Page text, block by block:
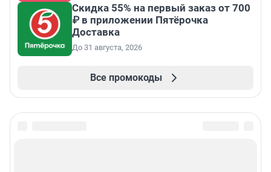
Скидка 55% на первый заказ от 700
₽ в приложении Пятёрочка
Доставка
До 31 августа, 2026
Все промокоды